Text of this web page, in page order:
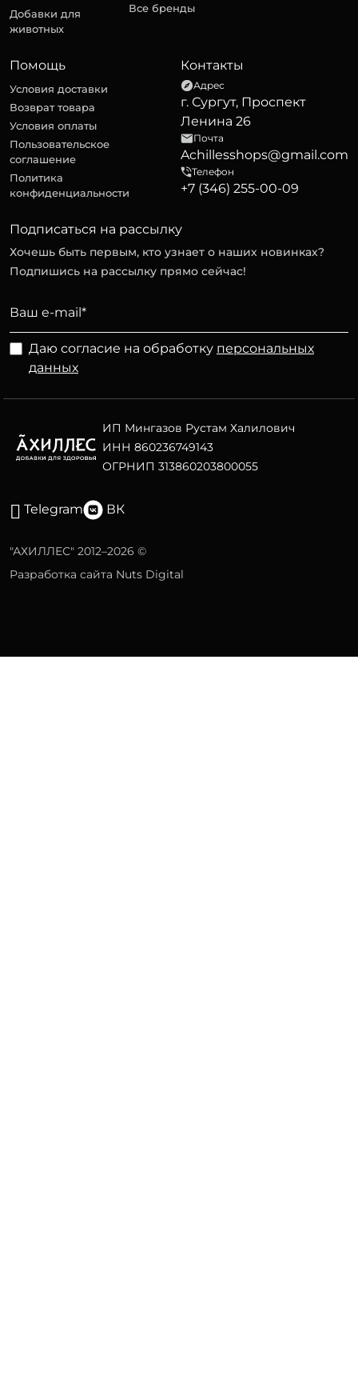
Добавки для
животных
Все бренды
Помощь
Условия доставки
Возврат товара
Условия оплаты
Пользовательское
соглашение
Политика
конфиденциальности
Контакты
Адрес
г. Сургут, Проспект
Ленина 26
Почта
Achillesshops@gmail.com
Телефон
+7 (346) 255-00-09
Подписаться на рассылку
Хочешь быть первым, кто узнает о наших новинках?
Подпишись на рассылку прямо сейчас!
Даю согласие на обработку персональных
данных
ИП Мингазов Рустам Халилович
ИНН 860236749143
ОГРНИП 313860203800055
Telegram ВК
"АХИЛЛЕС" 2012–2026 ©
Разработка сайта Nuts Digital